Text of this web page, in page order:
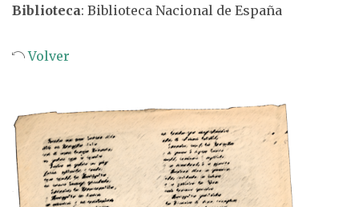
Biblioteca: Biblioteca Nacional de España
Volver